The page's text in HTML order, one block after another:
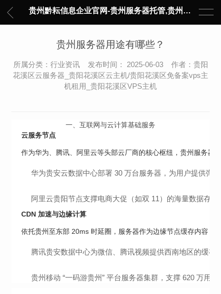
贵州黔耘信息企业官网-贵州服务器托管,贵州主机托管,云服务器托管,数据中心托管,网络设备托管,服务器租用,托管服务提供商,服务器管理-黔耘信息 贵州数据中心机柜租用-专业贵州IDC托管服务器维修
贵州服务器用途有哪些？
所属分类：行业资讯 发布时间： 2025-06-03 作者：贵阳
花溪区云服务器_贵阳花溪区云主机/贵阳花溪区免备案vps主
机租用_贵阳花溪区VPS主机
一、 互联网与云计算基础服务
云服务节点
作为华为、腾讯、阿里云等头部云厂商的核心枢纽，贵州服务器
华为贵安云数据中心部署 30 万台服务器，为用户提供弹
阿里云贵阳节点支撑电商大促（如双 11）的海量数据存
CDN 加速与边缘计算
依托贵州至东部 20ms 时延圈，服务器作为边缘节点缓存内容，
腾讯贵安数据中心为微信、腾讯视频提供西南地区的缓
贵州移动 “一码游贵州” 平台服务器集群，支撑 620 万用